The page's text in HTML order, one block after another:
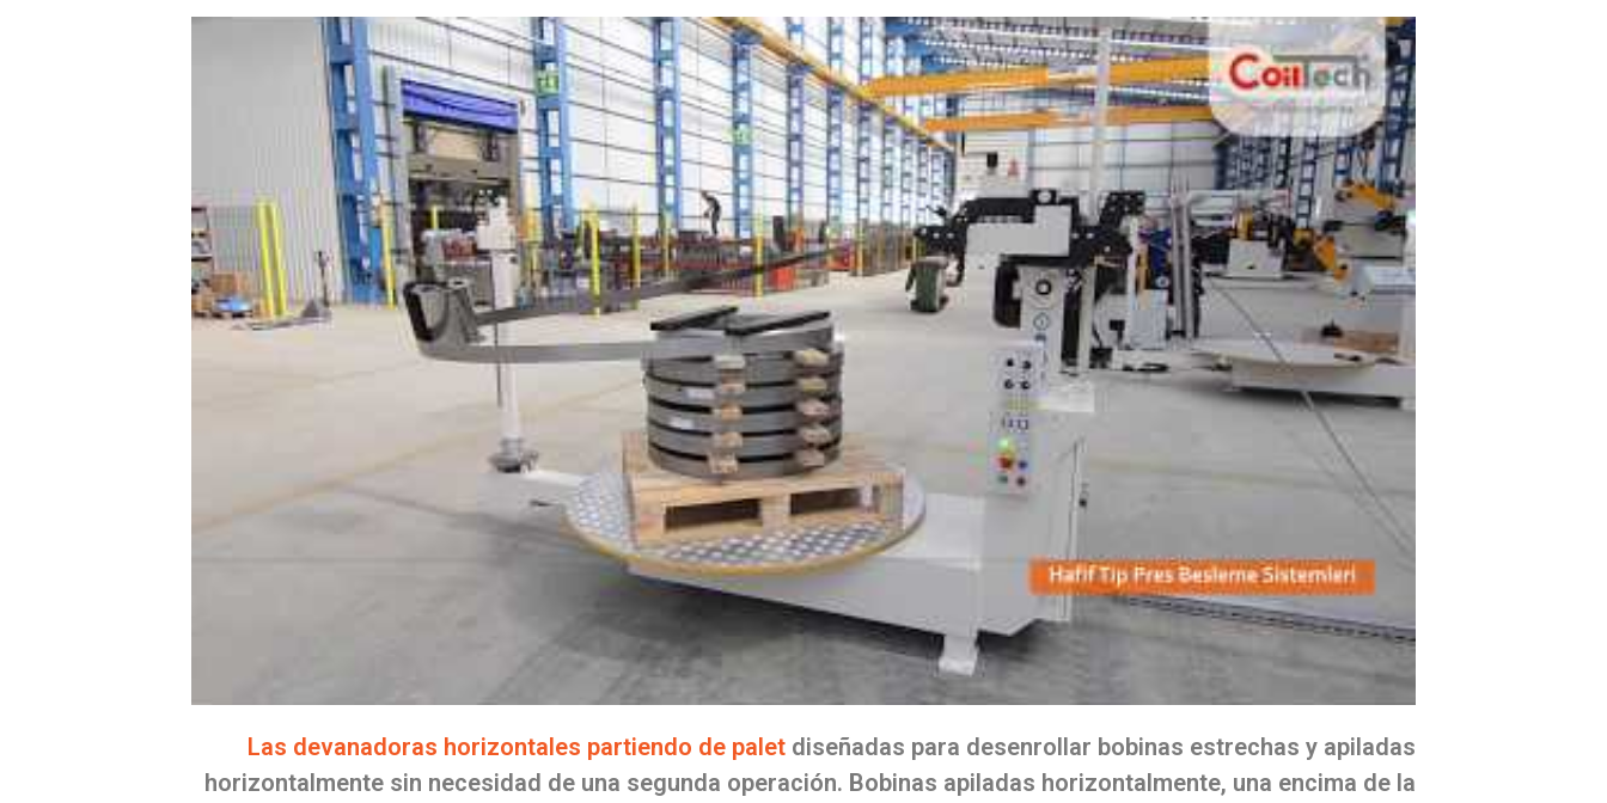
Las devanadoras horizontales partiendo de palet diseñadas para desenrollar bobinas estrechas y apiladas
horizontalmente sin necesidad de una segunda operación. Bobinas apiladas horizontalmente, una encima de la